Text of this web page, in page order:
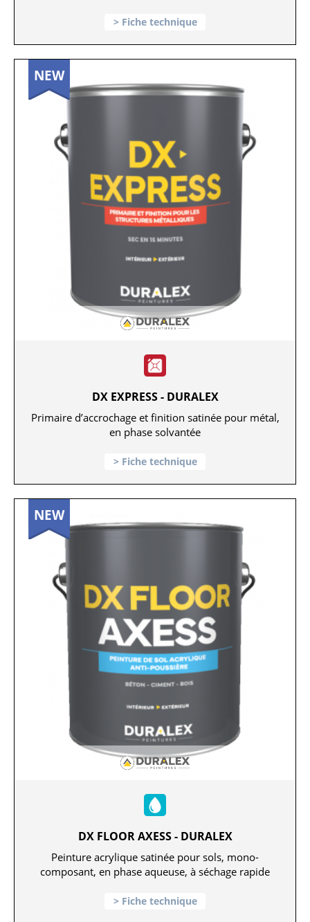
Fiche technique
NEW
DX EXPRESS - DURALEX
Primaire d’accrochage et finition satinée pour métal,
en phase solvantée
Fiche technique
NEW
DX FLOOR AXESS - DURALEX
Peinture acrylique satinée pour sols, mono-
composant, en phase aqueuse, à séchage rapide
Fiche technique